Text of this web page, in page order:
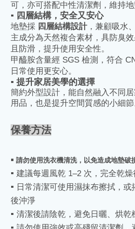
可，亦可搭配中性清潔劑，維持地
▪️ 四層結構，安全又安心
地墊採 四層結構設計，兼顧吸水
主成分為天然複合素材，具防臭
且防滑，提升使用安全性。
甲醯胺含量經 SGS 檢測，符合
日常使用更安心。
▪️ 提升家居美學的選擇
簡約外型設計，能自然融入不同
用品，也是提升空間質感的小細節
保養方法
▪️ 請勿使用洗衣機清洗，以免造成地墊破
▪️ 建議每週風乾 1–2 次，完全乾
▪️ 日常清潔可使用濕抹布擦拭，
後沖淨
▪️ 清潔後請陰乾，避免日曬、烘乾